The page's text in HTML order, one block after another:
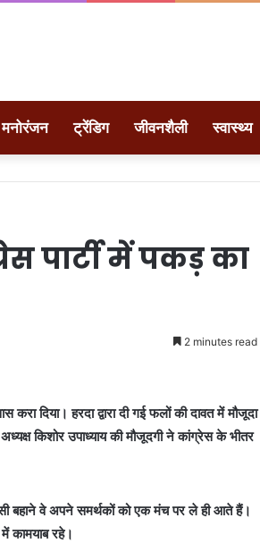
मनोरंजन ट्रेंडिग जीवनशैली स्वास्थ्य
पार्टी में पकड़ का
2 minutes read
दिया। हरदा द्वारा दी गई फलों की दावत में मौजूदा
किशोर उपाध्याय की मौजूदगी ने कांग्रेस के भीतर
बहाने वे अपने समर्थकों को एक मंच पर ले ही आते हैं।
कामयाब रहे।